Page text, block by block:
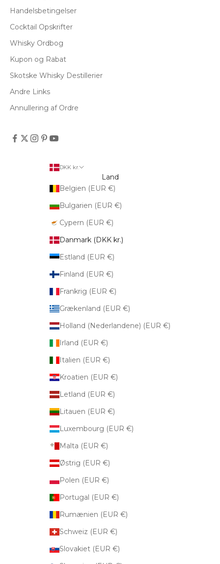
Handelsbetingelser
Cocktail Opskrifter
Whisky Ordbog
Kupon og Rabat
Skotske Whisky Destillerier
Andre Links
Annullering af Ordre
DKK kr.
Land
Belgien (EUR €)
Bulgarien (EUR €)
Cypern (EUR €)
Danmark (DKK kr.)
Estland (EUR €)
Finland (EUR €)
Frankrig (EUR €)
Grækenland (EUR €)
Holland (Nederlandene) (EUR €)
Irland (EUR €)
Italien (EUR €)
Kroatien (EUR €)
Letland (EUR €)
Litauen (EUR €)
Luxembourg (EUR €)
Malta (EUR €)
Østrig (EUR €)
Polen (EUR €)
Portugal (EUR €)
Rumænien (EUR €)
Schweiz (EUR €)
Slovakiet (EUR €)